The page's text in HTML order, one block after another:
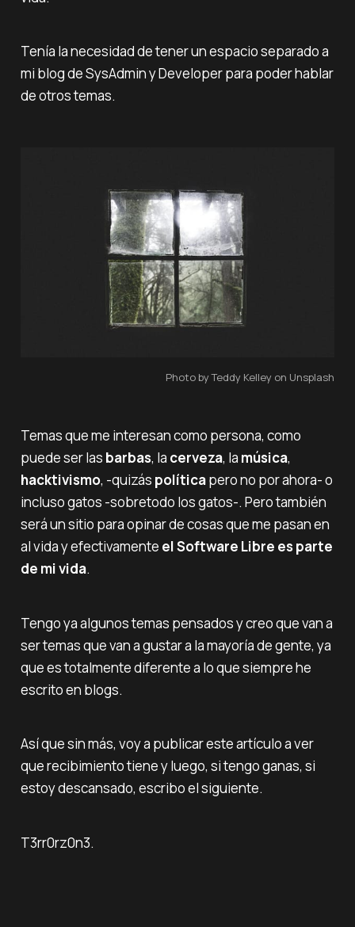
Tenía la necesidad de tener un espacio separado a
mi blog deSysAdminyDeveloperpara poder hablar
de otros temas.
Photo by Teddy Kelley on Unsplash
Temas que me interesan como persona, como
puede ser las barbas, la cerveza, la música,
hacktivismo, -quizás políticapero no por ahora- o
incluso gatos -sobretodo los gatos-. Pero también
será un sitio para opinar de cosas que me pasan en
al vida y efectivamente el Software Libre es parte
de mi vida.
Tengo ya algunos temas pensados y creo que van a
ser temas que van a gustar a la mayoría de gente, ya
que es totalmente diferente a lo que siempre he
escrito en blogs.
Así que sin más, voy a publicar este artículo a ver
que recibimiento tiene y luego, si tengo ganas, si
estoy descansado, escribo el siguiente.
T3rr0rz0n3.